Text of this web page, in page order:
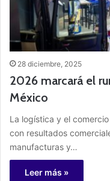
28 diciembre, 2025
2026 marcará el
México
La logística y el
con resultados
manufacturas y…
Leer más »